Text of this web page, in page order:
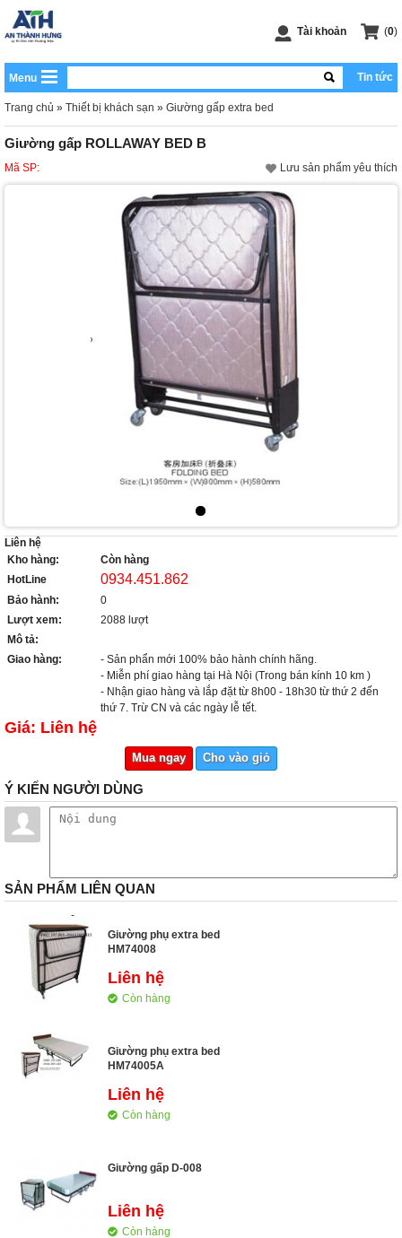
(0)
Tài khoản
Menu Tin tức
Trang chủ » Thiết bị khách sạn » Giường gấp extra bed
Giường gấp ROLLAWAY BED B
Mã SP: Lưu sản phẩm yêu thích
Liên hệ
Kho hàng:
Còn hàng
HotLine
0934.451.862
Bảo hành:
0
Lượt xem:
2088 lượt
Mô tả:
Giao hàng:
- Sản phẩn mới 100% bảo hành chính hãng.
- Miễn phí giao hàng tại Hà Nội (Trong bán kính 10 km )
- Nhận giao hàng và lắp đặt từ 8h00 - 18h30 từ thứ 2 đến
thứ 7. Trừ CN và các ngày lễ tết.
Giá: Liên hệ
Mua ngay Cho vào giỏ
Ý KIẾN NGƯỜI DÙNG
SẢN PHẨM LIÊN QUAN
Giường phụ extra bed
HM74008
Liên hệ
Còn hàng
Giường phụ extra bed
HM74005A
Liên hệ
Còn hàng
Giường gấp D-008
Liên hệ
Còn hàng